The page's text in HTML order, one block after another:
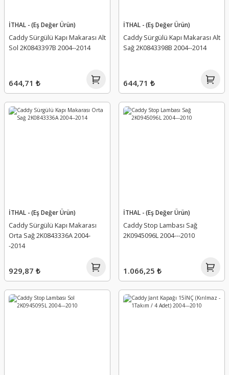
İTHAL - (Eş Değer Ürün)
Caddy Sürgülü Kapı Makarası Alt
Sol 2K0843397B 2004--2014
644,71 ₺
İTHAL - (Eş Değer Ürün)
Caddy Sürgülü Kapı Makarası Alt
Sağ 2K0843398B 2004--2014
644,71 ₺
İTHAL - (Eş Değer Ürün)
Caddy Sürgülü Kapı Makarası
Orta Sağ 2K0843336A 2004-
-2014
929,87 ₺
İTHAL - (Eş Değer Ürün)
Caddy Stop Lambası Sağ
2K0945096L 2004---2010
1.066,25 ₺